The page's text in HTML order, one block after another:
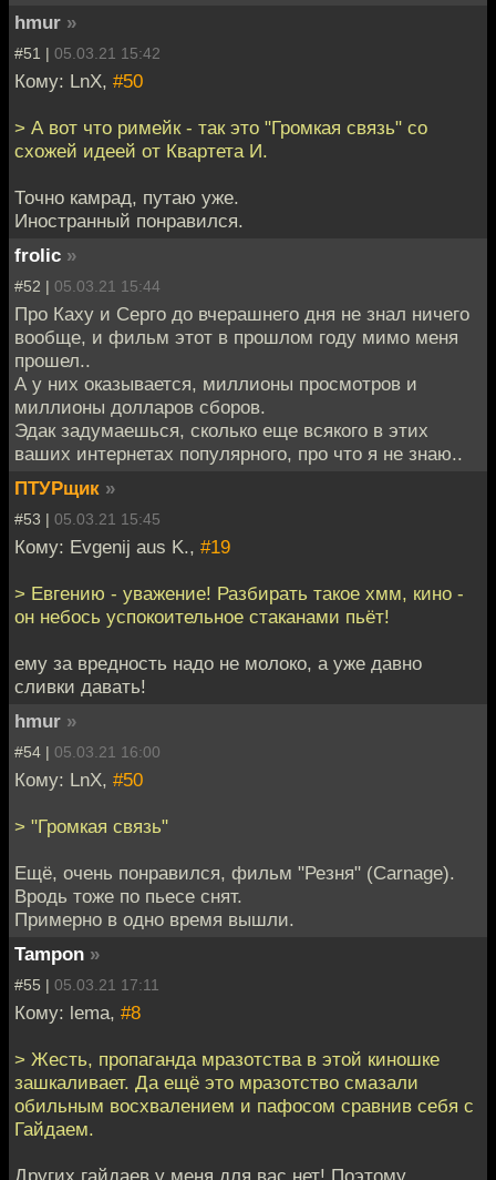
hmur »
#51 | 05.03.21 15:42
Кому: LnX, #50
> А вот что римейк - так это "Громкая связь" со
схожей идеей от Квартета И.
Точно камрад, путаю уже.
Иностранный понравился.
frolic »
#52 | 05.03.21 15:44
Про Каху и Серго до вчерашнего дня не знал ничего
вообще, и фильм этот в прошлом году мимо меня
прошел..
А у них оказывается, миллионы просмотров и
миллионы долларов сборов.
Эдак задумаешься, сколько еще всякого в этих
ваших интернетах популярного, про что я не знаю..
ПТУРщик »
#53 | 05.03.21 15:45
Кому: Evgenij aus K., #19
> Евгению - уважение! Разбирать такое хмм, кино -
он небось успокоительное стаканами пьёт!
ему за вредность надо не молоко, а уже давно
сливки давать!
hmur »
#54 | 05.03.21 16:00
Кому: LnX, #50
> "Громкая связь"
Ещё, очень понравился, фильм "Резня" (Carnage).
Вродь тоже по пьесе снят.
Примерно в одно время вышли.
Tampon »
#55 | 05.03.21 17:11
Кому: lema, #8
> Жесть, пропаганда мразотства в этой киношке
зашкаливает. Да ещё это мразотство смазали
обильным восхвалением и пафосом сравнив себя с
Гайдаем.
Других гайдаев у меня для вас нет! Поэтому